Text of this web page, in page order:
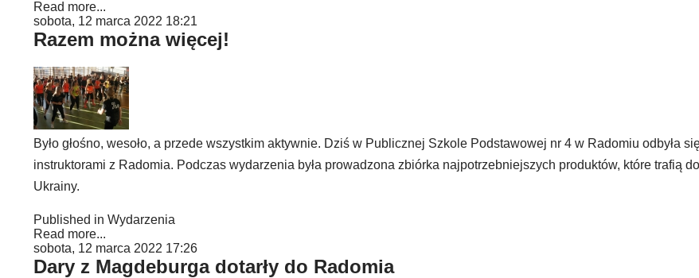
Read more...
sobota, 12 marca 2022 18:21
Razem można więcej!
Było głośno, wesoło, a przede wszystkim aktywnie. Dziś w Publicznej Szkole Podstawowej nr 4 w Radomiu odbyła
instruktorami z Radomia. Podczas wydarzenia była prowadzona zbiórka najpotrzebniejszych produktów, które trafią
Ukrainy.
Published in Wydarzenia
Read more...
sobota, 12 marca 2022 17:26
Dary z Magdeburga dotarły do Radomia